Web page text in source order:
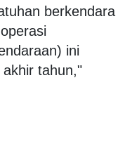
berkendara
ini
tahun,"